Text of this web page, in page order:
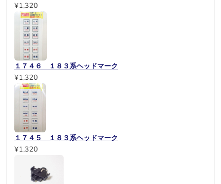
¥1,320
１７４６ １８３系ヘッドマーク
¥1,320
１７４５ １８３系ヘッドマーク
¥1,320